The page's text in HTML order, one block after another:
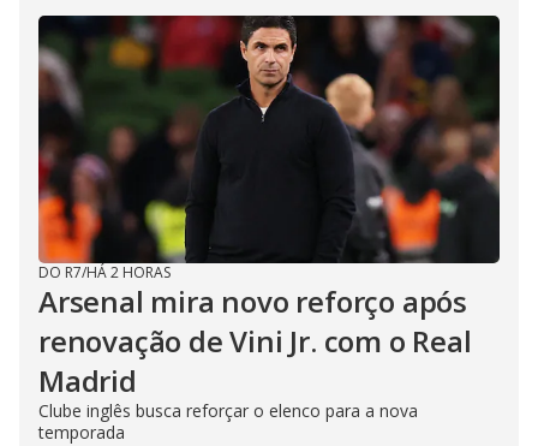
DO R7/HÁ 2 HORAS
Arsenal mira novo reforço após
renovação de Vini Jr. com o Real
Madrid
Clube inglês busca reforçar o elenco para a nova
temporada